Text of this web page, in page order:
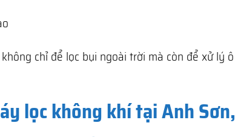
chỉ để lọc bụi ngoài trời mà còn để xử lý
lọc không khí tại Anh